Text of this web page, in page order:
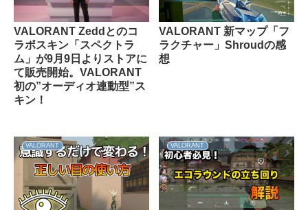
VALORANT Zeddとのコ
ラボスキン「スペクトラ
ム」が9月9日よりストアに
て販売開始。VALORANT
初の”オーディオ連動型”ス
キン！
VALORANT 新マップ「フ
ラクチャー」Shroudの感
想
VALORANT VALORANT